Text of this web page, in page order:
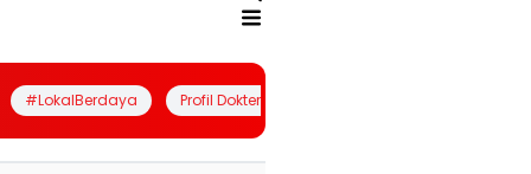
#LokalBerdaya Profil Dokter